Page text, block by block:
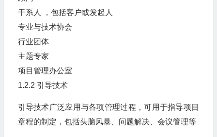
干系人 ，包括客户或发起人
专业与技术协会
行业团体
主题专家
项目管理办公室
1.2.2 引导技术
引导技术广泛应用与各项管理过程，可用于指导项目
章程的制定，包括头脑风暴、问题解决、会议管理等